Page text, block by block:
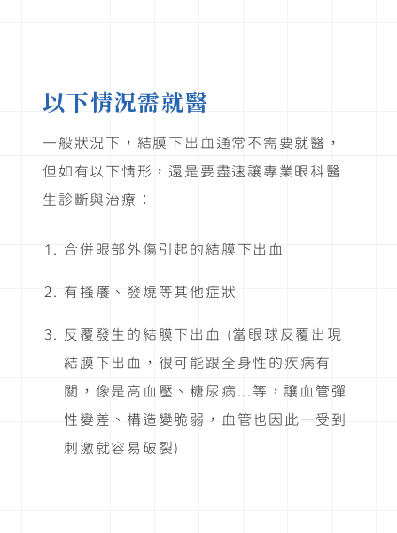
以下情況需就醫
一般狀況下，結膜下出血通常不需要就醫，
但如有以下情形，還是要盡速讓專業眼科醫
生診斷與治療：
合併眼部外傷引起的結膜下出血
有搔癢、發燒等其他症狀
反覆發生的結膜下出血 (當眼球反覆出現
結膜下出血，很可能跟全身性的疾病有
關，像是高血壓、糖尿病...等，讓血管彈
性變差、構造變脆弱，血管也因此一受到
刺激就容易破裂)